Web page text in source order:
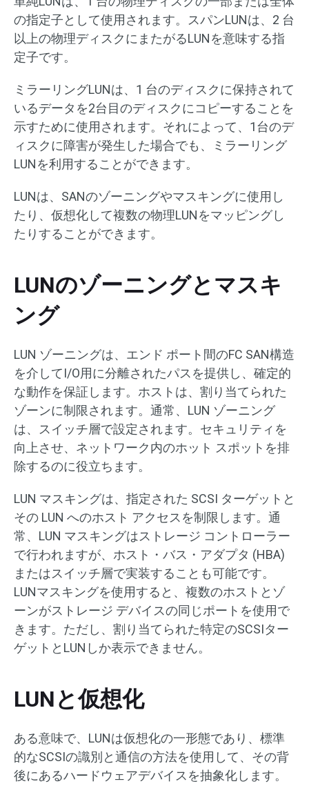
の指定子として使用されます。スパンLUNは、2 台
以上の物理ディスクにまたがるLUNを意味する指
定子です。
ミラーリングLUNは、1 台のディスクに保持されて
いるデータを2台目のディスクにコピーすることを
示すために使用されます。それによって、1台のデ
ィスクに障害が発生した場合でも、ミラーリング
LUNを利用することができます。
LUNは、SANのゾーニングやマスキングに使用し
たり、仮想化して複数の物理LUNをマッピングし
たりすることができます。
LUNのゾーニングとマスキ
ング
LUN ゾーニングは、エンド ポート間のFC SAN構造
を介してI/O用に分離されたパスを提供し、確定的
な動作を保証します。ホストは、割り当てられた
ゾーンに制限されます。通常、LUN ゾーニング
は、スイッチ層で設定されます。セキュリティを
向上させ、ネットワーク内のホット スポットを排
除するのに役立ちます。
LUN マスキングは、指定された SCSI ターゲットと
その LUN へのホスト アクセスを制限します。通
常、LUN マスキングはストレージ コントローラー
で行われますが、ホスト・バス・アダプタ (HBA)
またはスイッチ層で実装することも可能です。
LUNマスキングを使用すると、複数のホストとゾ
ーンがストレージ デバイスの同じポートを使用で
きます。ただし、割り当てられた特定のSCSIター
ゲットとLUNしか表示できません。
LUNと仮想化
ある意味で、LUNは仮想化の一形態であり、標準
的なSCSIの識別と通信の方法を使用して、その背
後にあるハードウェアデバイスを抽象化します。